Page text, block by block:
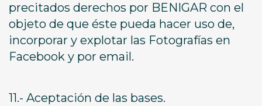
precitados derechos por BENIGAR con el
objeto de que éste pueda hacer uso de,
incorporar y explotar las Fotografías en
Facebook y por email.
11.- Aceptación de las bases.